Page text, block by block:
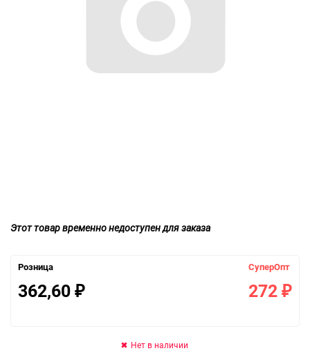
Этот товар временно недоступен для заказа
Розница
362,60 ₽
СуперОпт
272 ₽
Нет в наличии